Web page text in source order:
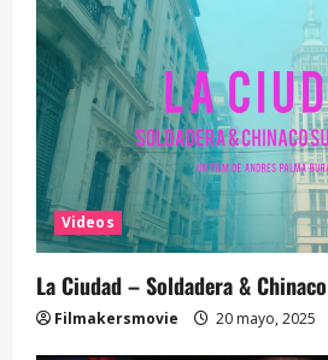
Videos
La Ciudad – Soldadera &
Filmakersmovie 20 mayo, 2025